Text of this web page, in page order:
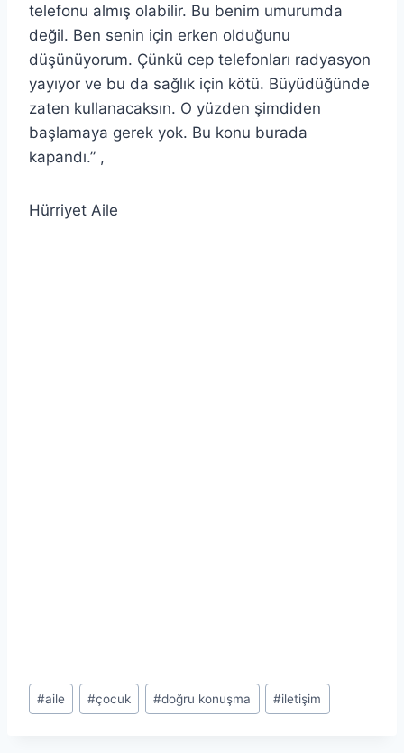
telefonu almış olabilir. Bu benim umurumda
değil. Ben senin için erken olduğunu
düşünüyorum. Çünkü cep telefonları radyasyon
yayıyor ve bu da sağlık için kötü. Büyüdüğünde
zaten kullanacaksın. O yüzden şimdiden
başlamaya gerek yok. Bu konu burada
kapandı.” ,
Hürriyet Aile
Post
Tags:
#aile #çocuk #doğru konuşma #iletişim